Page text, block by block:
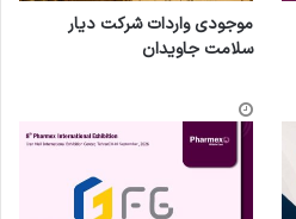
موجودی واردات شرکت دیار
سلامت جاویدان